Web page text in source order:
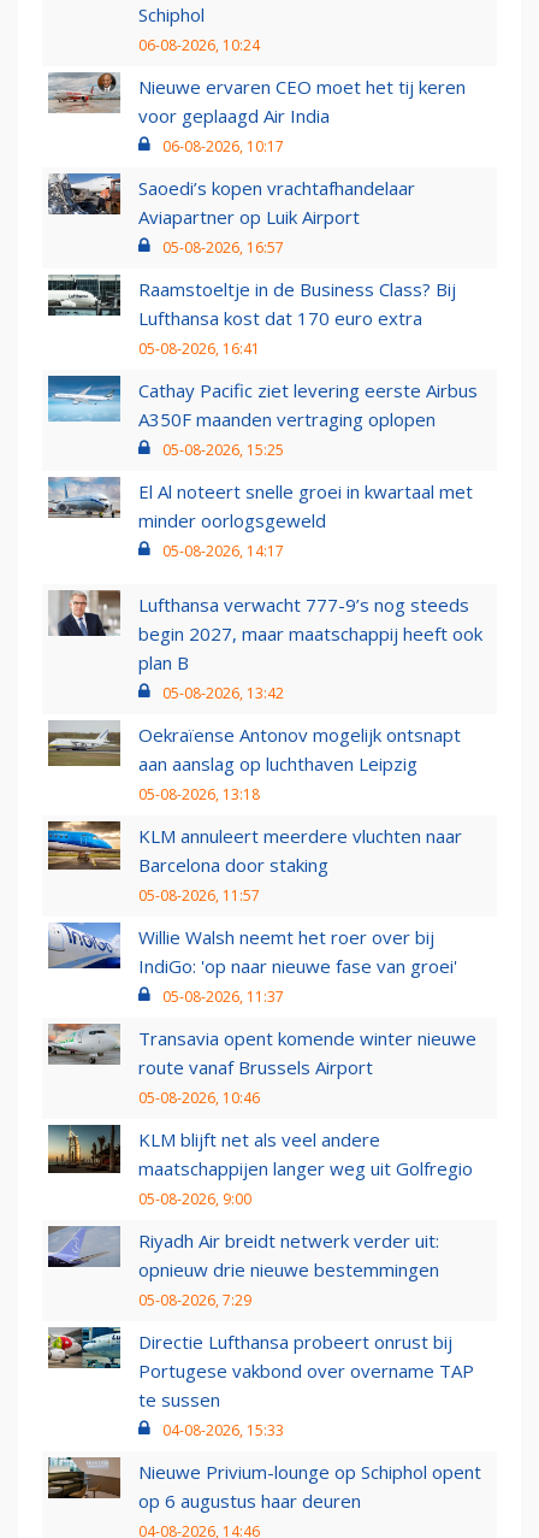
Schiphol
06-08-2026, 10:24
Nieuwe ervaren CEO moet het tij keren
voor geplaagd Air India
06-08-2026, 10:17
Saoedi’s kopen vrachtafhandelaar
Aviapartner op Luik Airport
05-08-2026, 16:57
Raamstoeltje in de Business Class? Bij
Lufthansa kost dat 170 euro extra
05-08-2026, 16:41
Cathay Pacific ziet levering eerste Airbus
A350F maanden vertraging oplopen
05-08-2026, 15:25
El Al noteert snelle groei in kwartaal met
minder oorlogsgeweld
05-08-2026, 14:17
Lufthansa verwacht 777-9’s nog steeds
begin 2027, maar maatschappij heeft ook
plan B
05-08-2026, 13:42
Oekraïense Antonov mogelijk ontsnapt
aan aanslag op luchthaven Leipzig
05-08-2026, 13:18
KLM annuleert meerdere vluchten naar
Barcelona door staking
05-08-2026, 11:57
Willie Walsh neemt het roer over bij
IndiGo: 'op naar nieuwe fase van groei'
05-08-2026, 11:37
Transavia opent komende winter nieuwe
route vanaf Brussels Airport
05-08-2026, 10:46
KLM blijft net als veel andere
maatschappijen langer weg uit Golfregio
05-08-2026, 9:00
Riyadh Air breidt netwerk verder uit:
opnieuw drie nieuwe bestemmingen
05-08-2026, 7:29
Directie Lufthansa probeert onrust bij
Portugese vakbond over overname TAP
te sussen
04-08-2026, 15:33
Nieuwe Privium-lounge op Schiphol opent
op 6 augustus haar deuren
04-08-2026, 14:46